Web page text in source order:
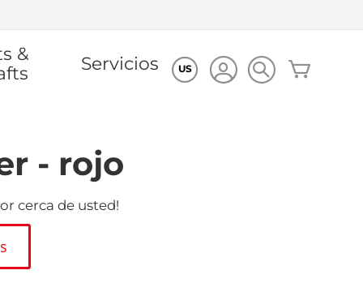
US
&
Servicios
- rojo
cerca de usted!